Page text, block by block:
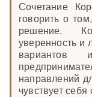
Сочетание
говорить о
решение.
уверенность и
вариантов
направлений
чувствует